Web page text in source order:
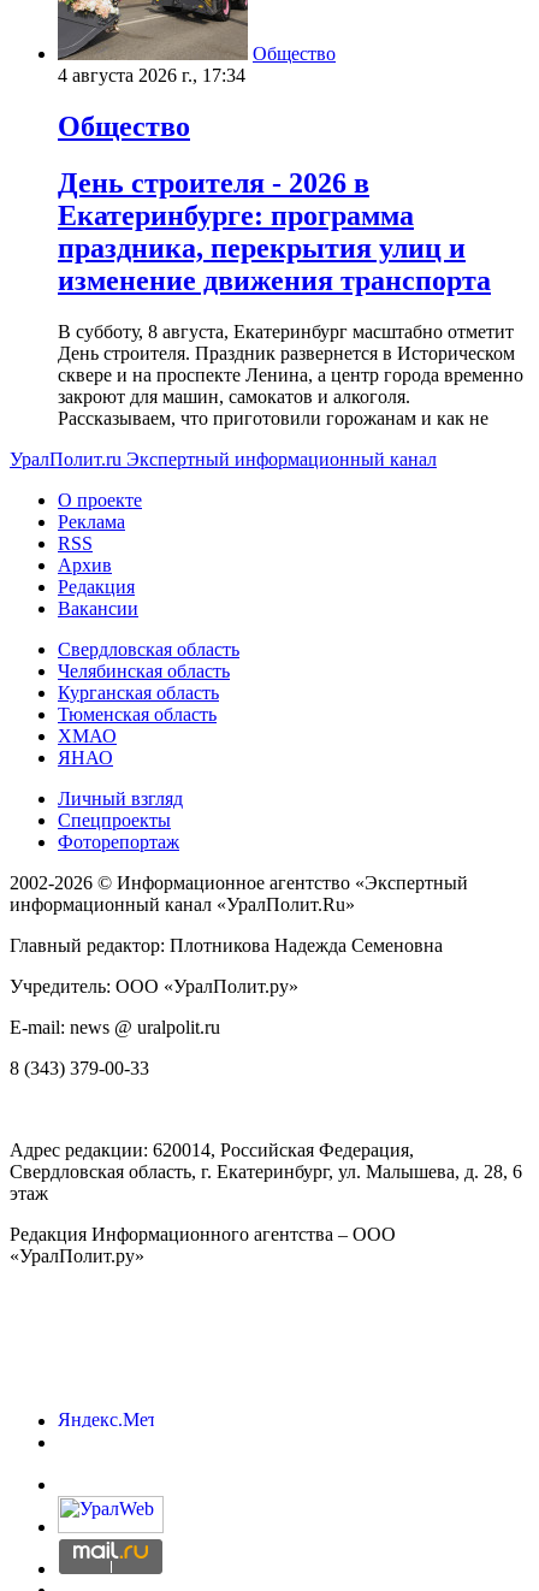
Общество
4 августа 2026 г., 17:34
Общество
День строителя - 2026 в
Екатеринбурге: программа
праздника, перекрытия улиц и
изменение движения транспорта
В субботу, 8 августа, Екатеринбург масштабно отметит
День строителя. Праздник развернется в Историческом
сквере и на проспекте Ленина, а центр города временно
закроют для машин, самокатов и алкоголя.
Рассказываем, что приготовили горожанам и как не
УралПолит.ru Экспертный информационный канал
О проекте
Реклама
RSS
Архив
Редакция
Вакансии
Свердловская область
Челябинская область
Курганская область
Тюменская область
ХМАО
ЯНАО
Личный взгляд
Спецпроекты
Фоторепортаж
2002-2026 © Информационное агентство «Экспертный
информационный канал «УралПолит.Ru»
Главный редактор: Плотникова Надежда Семеновна
Учредитель: ООО «УралПолит.ру»
E-mail: news @ uralpolit.ru
8 (343) 379-00-33
Адрес редакции: 620014, Российская Федерация,
Свердловская область, г. Екатеринбург, ул. Малышева, д. 28, 6
этаж
Редакция Информационного агентства – ООО
«УралПолит.ру»